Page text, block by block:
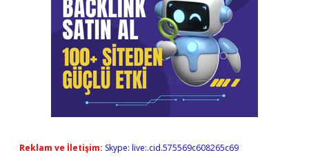
Reklam ve İletişim: Skype: live:.cid.575569c608265c69